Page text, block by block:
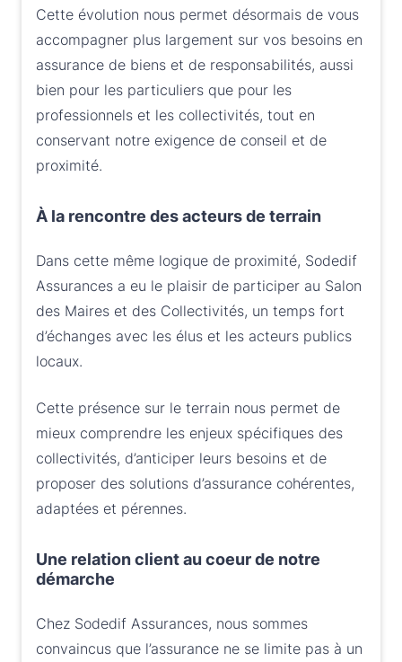
Cette évolution nous permet désormais de vous
accompagner plus largement sur vos besoins en
assurance de biens et de responsabilités, aussi
bien pour les particuliers que pour les
professionnels et les collectivités, tout en
conservant notre exigence de conseil et de
proximité.
À la rencontre des acteurs de terrain
Dans cette même logique de proximité, Sodedif
Assurances a eu le plaisir de participer au Salon
des Maires et des Collectivités, un temps fort
d’échanges avec les élus et les acteurs publics
locaux.
Cette présence sur le terrain nous permet de
mieux comprendre les enjeux spécifiques des
collectivités, d’anticiper leurs besoins et de
proposer des solutions d’assurance cohérentes,
adaptées et pérennes.
Une relation client au coeur de notre
démarche
Chez Sodedif Assurances, nous sommes
convaincus que l’assurance ne se limite pas à un